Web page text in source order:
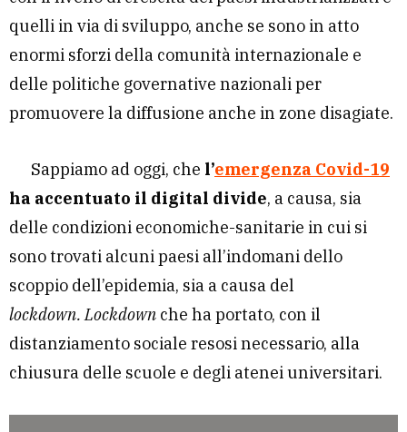
quelli in via di sviluppo, anche se sono in atto
enormi sforzi della comunità internazionale e
delle politiche governative nazionali per
promuovere la diffusione anche in zone disagiate.
Sappiamo ad oggi, che l’emergenza Covid-19
ha accentuato il digital divide, a causa, sia
delle condizioni economiche-sanitarie in cui si
sono trovati alcuni paesi all’indomani dello
scoppio dell’epidemia, sia a causa del
lockdown.Lockdown che ha portato, con il
distanziamento sociale resosi necessario, alla
chiusura delle scuole e degli atenei universitari.